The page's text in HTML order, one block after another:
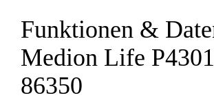
Funktionen &
Medion Life
86350